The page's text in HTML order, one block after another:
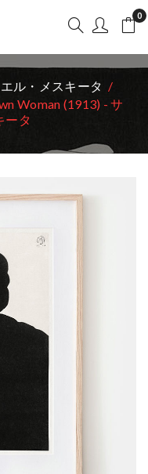
0
ル・メスキータ
Woman (1913) - サ
ータ